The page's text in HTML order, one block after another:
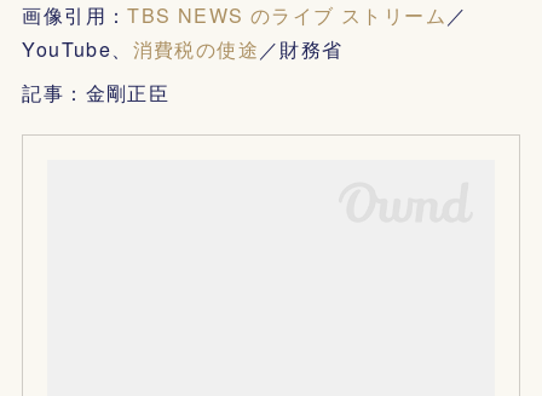
画像引用：TBS NEWS のライブ ストリーム ／
YouTube、 消費税の使途 ／財務省
記事：金剛正臣